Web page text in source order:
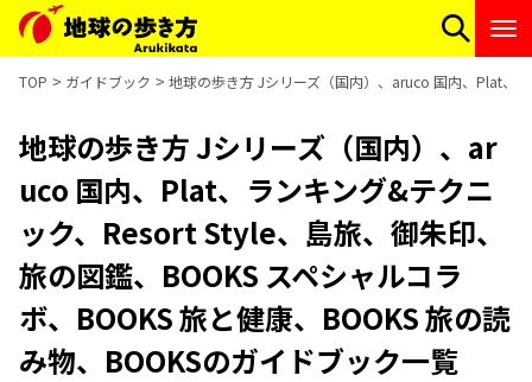
TOP ガイドブック 地球の歩き方 Jシリーズ（国内）、aruco 国内、Plat、
地球の歩き方 Jシリーズ（国内）、ar
uco 国内、Plat、ランキング&テクニ
ック、Resort Style、島旅、御朱印、
旅の図鑑、BOOKS スペシャルコラ
ボ、BOOKS 旅と健康、BOOKS 旅の読
み物、BOOKSのガイドブック一覧